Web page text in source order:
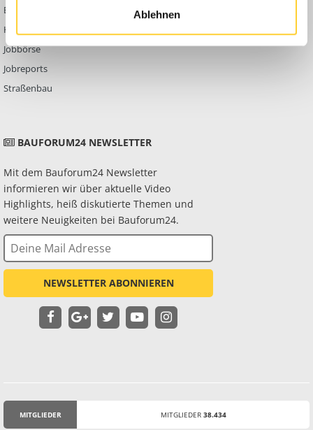
Ablehnen
Berg- & Tagebau
Hoch- & Tiefbau
Jobbörse
Jobreports
Straßenbau
BAUFORUM24 NEWSLETTER
Mit dem Bauforum24 Newsletter
informieren wir über aktuelle Video
Highlights, heiß diskutierte Themen und
weitere Neuigkeiten bei Bauforum24.
NEWSLETTER ABONNIEREN
MITGLIEDER MITGLIEDER 38.434